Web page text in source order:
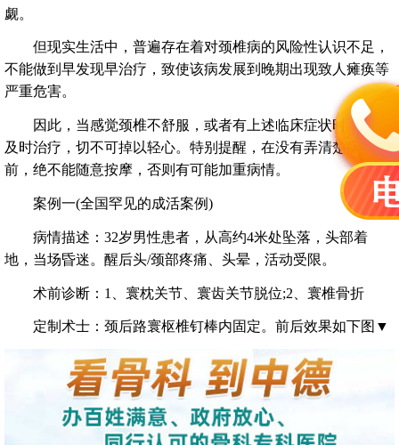
觑。
但现实生活中，普遍存在着对颈椎病的风险性认识不足，
不能做到早发现早治疗，致使该病发展到晚期出现致人瘫痪等
严重危害。
因此，当感觉颈椎不舒服，或者有上述临床症状时，就应
及时治疗，切不可掉以轻心。特别提醒，在没有弄清楚病情之
前，绝不能随意按摩，否则有可能加重病情。
案例一(全国罕见的成活案例)
病情描述：32岁男性患者，从高约4米处坠落，头部着
地，当场昏迷。醒后头/颈部疼痛、头晕，活动受限。
术前诊断：1、寰枕关节、寰齿关节脱位;2、寰椎骨折
定制术士：颈后路寰枢椎钉棒内固定。前后效果如下图▼